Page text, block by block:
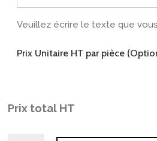
Veuillez écrire le texte que
Prix Unitaire HT par pièce
Prix total HT